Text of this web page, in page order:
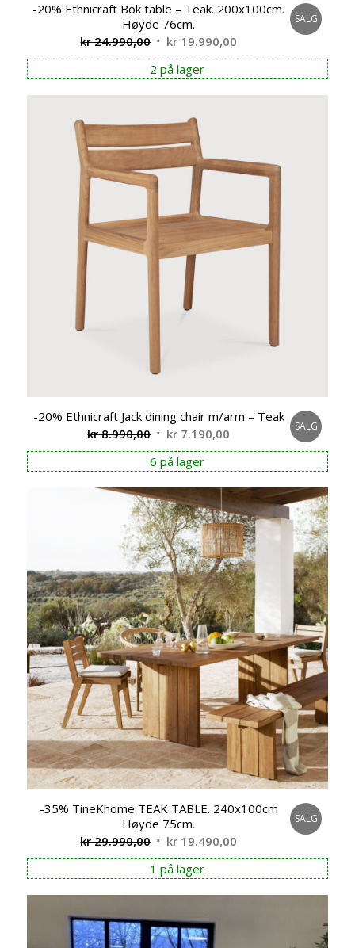
-20% Ethnicraft Bok table – Teak. 200x100cm.
Høyde 76cm.
kr24.990,00 Opprinnelig
pris
var:
kr 24.990,00.
kr 19.990,00
pris
er:
kr 19.990,00.
SALG
2 på lager
-20% Ethnicraft Jack dining chair m/arm – Teak
kr8.990,00 Opprinnelig
pris
var:
kr 8.990,00.
kr 7.190,00 Nåværende
pris
er:
kr 7.190,00.
SALG
6 på lager
-35% TineKhome TEAK TABLE. 240x100cm
Høyde 75cm.
kr29.990,00 Opprinnelig
pris
var:
kr 29.990,00.
kr 19.490,00 Nåværende
pris
er:
kr 19.490,00.
SALG
1 på lager